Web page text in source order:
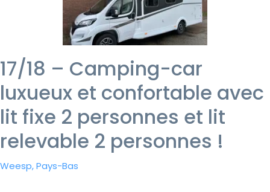
17/18 – Camping-car
luxueux et confortable avec
lit fixe 2 personnes et lit
relevable 2 personnes !
Weesp, Pays-Bas